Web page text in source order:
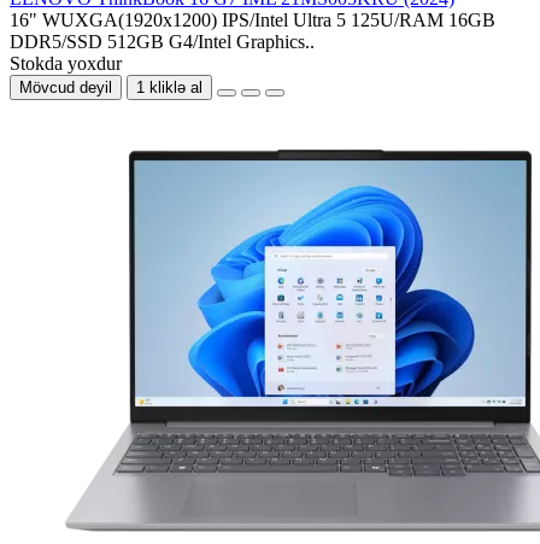
16" WUXGA(1920x1200) IPS/Intel Ultra 5 125U/RAM 16GB
DDR5/SSD 512GB G4/Intel Graphics..
Stokda yoxdur
Mövcud deyil 1 kliklə al